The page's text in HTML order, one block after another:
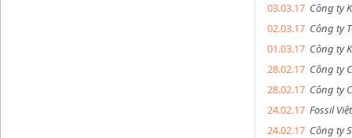
03.03.17 Công ty
02.03.17 Công ty
01.03.17 Công ty
28.02.17 Công ty
28.02.17 Công ty
24.02.17 Fossil
24.02.17 Công ty